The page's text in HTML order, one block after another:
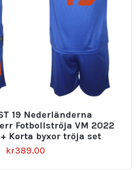
19 Nederländerna
Fotbollströja VM 2022
Korta byxor tröja set
kr389.00